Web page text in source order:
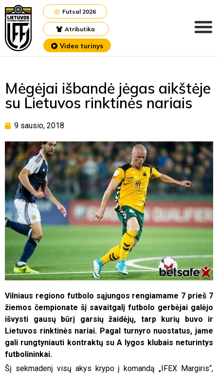
Atributika
Futsal 2026
Video turinys
Mėgėjai išbandė jėgas aikštėje
su Lietuvos rinktinės nariais
9 sausio, 2018
Vilniaus regiono futbolo sąjungos rengiamame 7 prieš 7
žiemos čempionate šį savaitgalį futbolo gerbėjai galėjo
išvysti gausų būrį garsių žaidėjų, tarp kurių buvo ir
Lietuvos rinktinės nariai. Pagal turnyro nuostatus, jame
gali rungtyniauti kontraktų su A lygos klubais neturintys
futbolininkai.
Šį sekmadenį visų akys krypo į komandą „IFEX Margiris“,